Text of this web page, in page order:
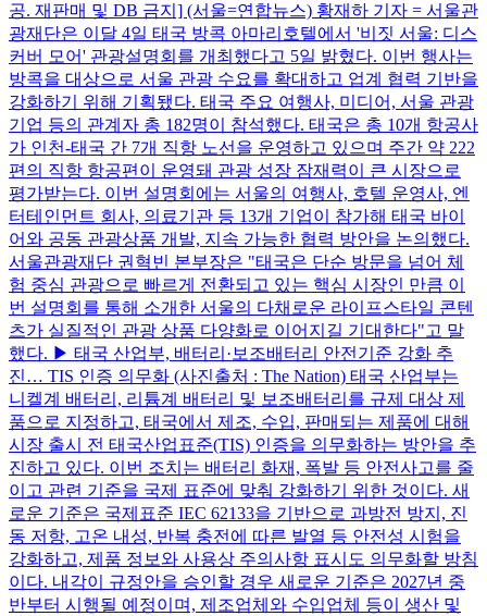
공. 재판매 및 DB 금지] (서울=연합뉴스) 황재하 기자 = 서울관
광재단은 이달 4일 태국 방콕 아마리호텔에서 '비짓 서울: 디스
커버 모어' 관광설명회를 개최했다고 5일 밝혔다. 이번 행사는
방콕을 대상으로 서울 관광 수요를 확대하고 업계 협력 기반을
강화하기 위해 기획됐다. 태국 주요 여행사, 미디어, 서울 관광
기업 등의 관계자 총 182명이 참석했다. 태국은 총 10개 항공사
가 인천-태국 간 7개 직항 노선을 운영하고 있으며 주간 약 222
편의 직항 항공편이 운영돼 관광 성장 잠재력이 큰 시장으로
평가받는다. 이번 설명회에는 서울의 여행사, 호텔 운영사, 엔
터테인먼트 회사, 의료기관 등 13개 기업이 참가해 태국 바이
어와 공동 관광상품 개발, 지속 가능한 협력 방안을 논의했다.
서울관광재단 권혁빈 본부장은 "태국은 단순 방문을 넘어 체
험 중심 관광으로 빠르게 전환되고 있는 핵심 시장인 만큼 이
번 설명회를 통해 소개한 서울의 다채로운 라이프스타일 콘텐
츠가 실질적인 관광 상품 다양화로 이어지길 기대한다"고 말
했다. ▶ 태국 산업부, 배터리·보조배터리 안전기준 강화 추
진… TIS 인증 의무화 (사진출처 : The Nation) 태국 산업부는
니켈계 배터리, 리튬계 배터리 및 보조배터리를 규제 대상 제
품으로 지정하고, 태국에서 제조, 수입, 판매되는 제품에 대해
시장 출시 전 태국산업표준(TIS) 인증을 의무화하는 방안을 추
진하고 있다. 이번 조치는 배터리 화재, 폭발 등 안전사고를 줄
이고 관련 기준을 국제 표준에 맞춰 강화하기 위한 것이다. 새
로운 기준은 국제표준 IEC 62133을 기반으로 과방전 방지, 진
동 저항, 고온 내성, 반복 충전에 따른 발열 등 안전성 시험을
강화하고, 제품 정보와 사용상 주의사항 표시도 의무화할 방침
이다. 내각이 규정안을 승인할 경우 새로운 기준은 2027년 중
반부터 시행될 예정이며, 제조업체와 수입업체 등이 생산 및